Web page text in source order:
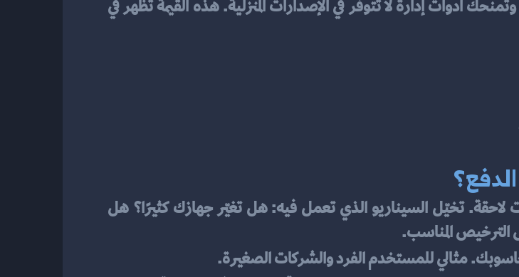
الترخيص المناسب.
مثالي للمستخدم الفرد والشركات الصغيرة.